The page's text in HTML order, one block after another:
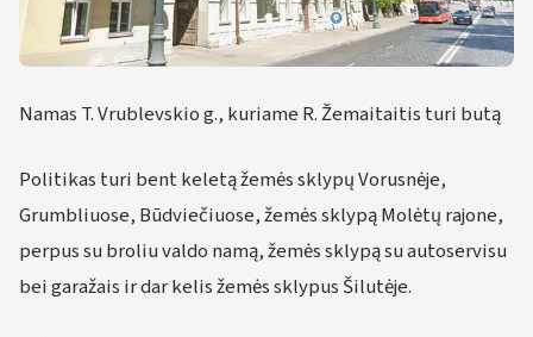
Namas T. Vrublevskio g., kuriame R. Žemaitaitis turi butą
Politikas turi bent keletą žemės sklypų Vorusnėje,
Grumbliuose, Būdviečiuose, žemės sklypą Molėtų rajone,
perpus su broliu valdo namą, žemės sklypą su autoservisu
bei garažais ir dar kelis žemės sklypus Šilutėje.